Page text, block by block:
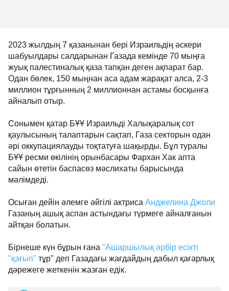
2023 жылдың 7 қазанынан бері Израильдің әскери
шабуылдары салдарынан Газада кемінде 70 мыңға
жуық палестиналық қаза тапқан деген ақпарат бар.
Одан бөлек, 150 мыңнан аса адам жарақат алса, 2-3
миллион тұрғынның 2 миллионнан астамы босқынға
айналып отыр.
Сонымен қатар БҰҰ Израильді Халықаралық сот
қаулысының талаптарын сақтап, Газа секторын одан
әрі оккупациялауды тоқтатуға шақырды. Бұл туралы
БҰҰ ресми өкілінің орынбасары Фархан Хак апта
сайын өтетін баспасөз мәслихаты барысында
мәлімдеді.
Осыған дейін әлемге әйгілі актриса Анджелина Джоли
Газаның ашық аспан астындағы түрмеге айналғанын
айтқан болатын.
Бірнеше күн бұрын ғана "Ашаршылық әрбір есікті
"қағып" тұр" деп Газадағы жағдайдың дабыл қағарлық
дәрежеге жеткенін жазған едік.